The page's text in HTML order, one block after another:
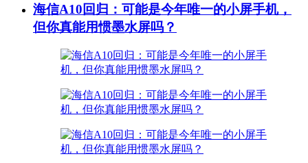
海信A10回归：可能是今年唯一的小屏手机，
但你真能用惯墨水屏吗？